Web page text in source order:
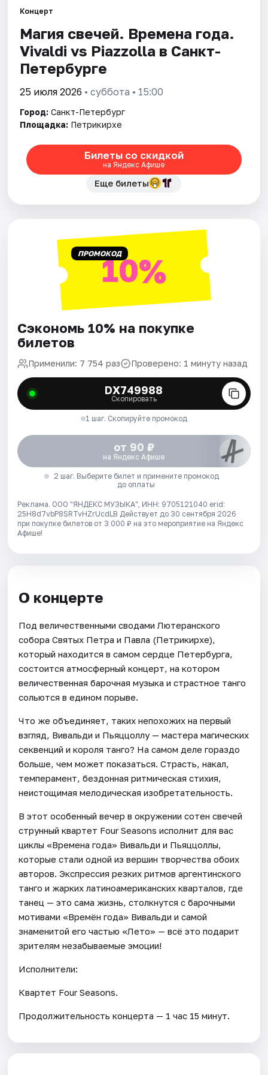
Города
Площадки
Артисты
Рейтинги
Концерт
Магия свечей. Времена года.
Vivaldi vs Piazzolla в Санкт-
Петербурге
25 июля 2026 • суббота • 15:00
Город: Санкт-Петербург
Площадка: Петрикирхе
Билеты со скидкой
на Яндекс Афише
Еще билеты
ПРОМОКОД10%
Сэкономь 10% на покупке
билетов
Применили: 7 754 раз Проверено: 1 минуту назад
DX749988
Скопировать
1 шаг. Скопируйте промокод
от 90 ₽
на Яндекс Афише
2 шаг. Выберите билет и примените промокод
до оплаты
Реклама. ООО "ЯНДЕКС МУЗЫКА", ИНН: 9705121040 erid:
25H8d7vbP8SRTvHZrUcdLB Действует до 30 сентября 2026
при покупке билетов от 3 000 ₽ на это мероприятие на Яндекс
Афише!
О концерте
Под величественными сводами Лютеранского
собора Святых Петра и Павла (Петрикирхе),
который находится в самом сердце Петербурга,
состоится атмосферный концерт, на котором
величественная барочная музыка и страстное танго
сольются в едином порыве.
Что же объединяет, таких непохожих на первый
взгляд, Вивальди и Пьяццоллу — мастера магических
секвенций и короля танго? На самом деле гораздо
больше, чем может показаться. Страсть, накал,
темперамент, бездонная ритмическая стихия,
неистощимая мелодическая изобретательность.
В этот особенный вечер в окружении сотен свечей
струнный квартет Four Seasons исполнит для вас
циклы «Времена года» Вивальди и Пьяццоллы,
которые стали одной из вершин творчества обоих
авторов. Экспрессия резких ритмов аргентинского
танго и жарких латиноамериканских кварталов, где
танец — это сама жизнь, столкнутся с барочными
мотивами «Времён года» Вивальди и самой
знаменитой его частью «Лето» — всё это подарит
зрителям незабываемые эмоции!
Исполнители:
Квартет Four Seasons.
Продолжительность концерта — 1 час 15 минут.